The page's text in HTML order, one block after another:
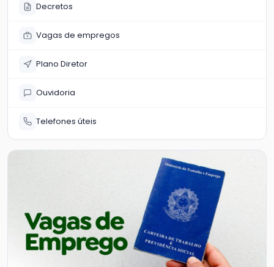
Decretos
Vagas de empregos
Plano Diretor
Ouvidoria
Telefones úteis